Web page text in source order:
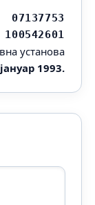
07137753
100542601
установа
1993.